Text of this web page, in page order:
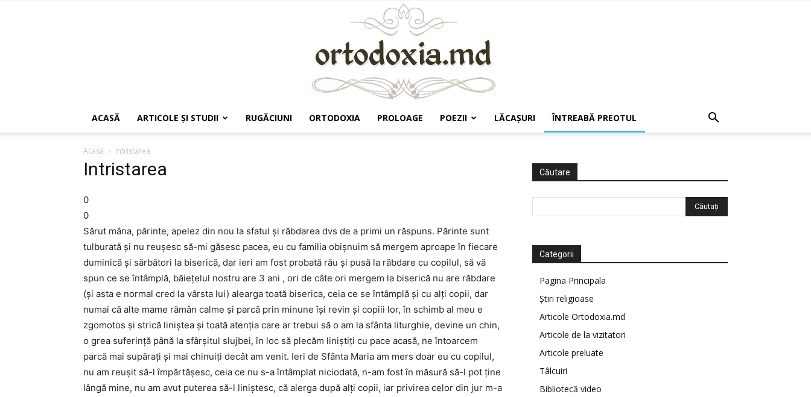
ACASĂ ARTICOLE ŞI STUDII RUGĂCIUNI ORTODOXIA PROLOAGE POEZII LĂCAŞURI ÎNTREABĂ PREOTUL
Acasă Intristarea
Intristarea
0
0
Sărut mâna, părinte, apelez din nou la sfatul şi răbdarea dvs de a primi un răspuns. Părinte sunt
tulburată şi nu reuşesc să-mi găsesc pacea, eu cu familia obişnuim să mergem aproape în fiecare
duminică şi sărbători la biserică, dar ieri am fost probată rău şi pusă la răbdare cu copilul, să vă
spun ce se întâmplă, băieţelul nostru are 3 ani , ori de câte ori mergem la biserică nu are răbdare
(şi asta e normal cred la vârsta lui) alearga toată biserica, ceia ce se întâmplă şi cu alţi copii, dar
numai că alte mame rămân calme şi parcă prin minune îşi revin şi copiii lor, în schimb al meu e
zgomotos şi strică liniştea şi toată atenţia care ar trebui să o am la sfânta liturghie, devine un chin,
o grea suferinţă până la sfârşitul slujbei, în loc să plecăm liniştiţi cu pace acasă, ne întoarcem
parcă mai supăraţi şi mai chinuiţi decât am venit. Ieri de Sfânta Maria am mers doar eu cu copilul,
nu am reuşit să-l împărtăşesc, ceia ce nu s-a întâmplat niciodată, n-am fost în măsură să-l pot ţine
lângă mine, nu am avut puterea să-l liniştesc, că alerga după alţi copii, iar privirea celor din jur m-a
Căutare
Categorii
Pagina Principala
Știri religioase
Articole Ortodoxia.md
Articole de la vizitatori
Articole preluate
Tâlcuiri
Bibliotecă video